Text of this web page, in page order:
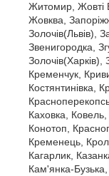
Житомир, Жовті
Жовква,
Золочів(Львів),
Звенигородка,
Золочів(Харків),
Кременчук,
Костянтинівка,
Каховка,
Конотоп,
Кременець,
Кагарлик,
Кам'янка-